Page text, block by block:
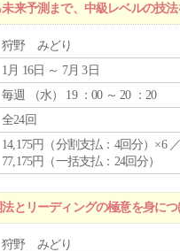
来予測まで、中級レベルの技法
狩野 みどり
1月 16日 ～ 7月 3日
毎週 （水） 19 ：00 ～ 20 ：20
全24回
14,175円（分割支払：4回分）×6
77,175円（一括支払：24回分）
とリーディングの極意を身につ
狩野 みどり